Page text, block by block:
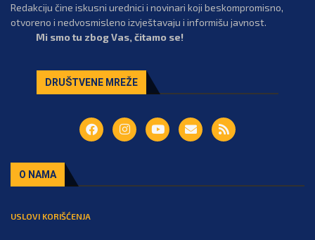
Redakciju čine iskusni urednici i novinari koji beskompromisno,
otvoreno i nedvosmisleno izvještavaju i informišu javnost.
Mi smo tu zbog Vas, čitamo se!
DRUŠTVENE MREŽE
O NAMA
USLOVI KORIŠĆENJA